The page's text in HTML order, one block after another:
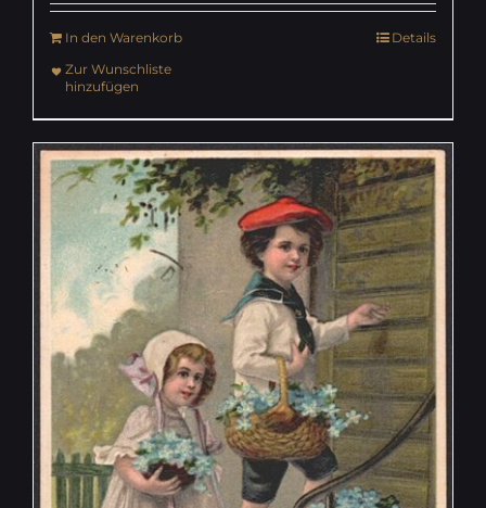
In den Warenkorb
Details
Zur Wunschliste
hinzufügen